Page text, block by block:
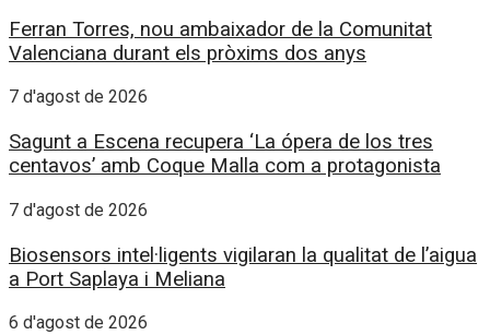
Ferran Torres, nou ambaixador de la Comunitat
Valenciana durant els pròxims dos anys
7 d'agost de 2026
Sagunt a Escena recupera ‘La ópera de los tres
centavos’ amb Coque Malla com a protagonista
7 d'agost de 2026
Biosensors intel·ligents vigilaran la qualitat de l’aigua
a Port Saplaya i Meliana
6 d'agost de 2026